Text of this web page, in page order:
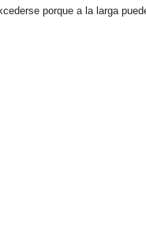
porque a la larga